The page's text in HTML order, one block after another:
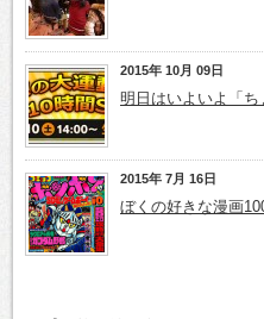
2015年 10月 09日
明日はいよいよ「ち
2015年 7月 16日
ぼくの好きな漫画